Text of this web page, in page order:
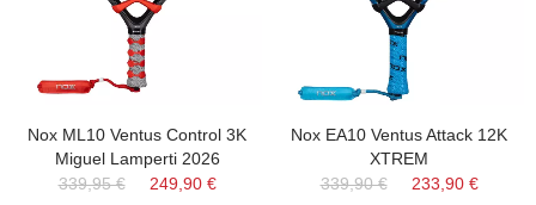
Nox ML10 Ventus Control 3K
Miguel Lamperti 2026
339,95 €
249,90 €
Nox EA10 Ventus Attack 12K
XTREM
339,90 €
233,90 €